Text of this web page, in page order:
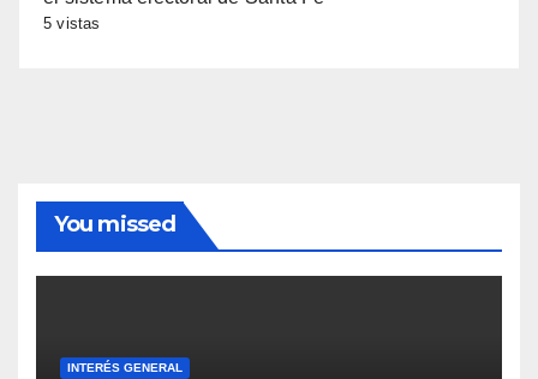
5 vistas
You missed
INTERÉS GENERAL